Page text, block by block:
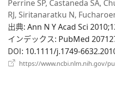
し
い
タ
ブ
で
開
Perrine SP, Castaneda SA,
RJ, Siritanaratku N,
出典‎: Ann N Y Acad Sci
インデックス‎: PubMed
DOI‎: 10.1111/j.1749-
https://www.ncbi.nlm.nih.gov/